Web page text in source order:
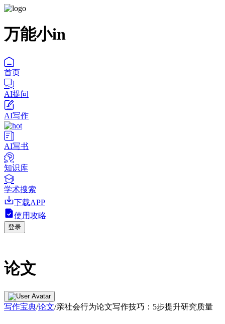
万能小in
首页
AI提问
AI写作
AI写书
知识库
学术搜索
下载APP
使用攻略
登录
论文
写作宝典/论文/亲社会行为论文写作技巧：5步提升研究质量